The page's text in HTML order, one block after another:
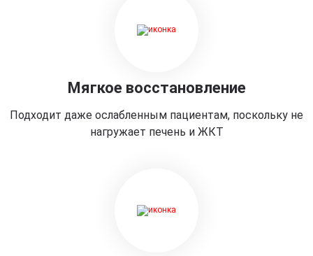
Мягкое восстановление
Подходит даже ослабленным пациентам, поскольку не
нагружает печень и ЖКТ